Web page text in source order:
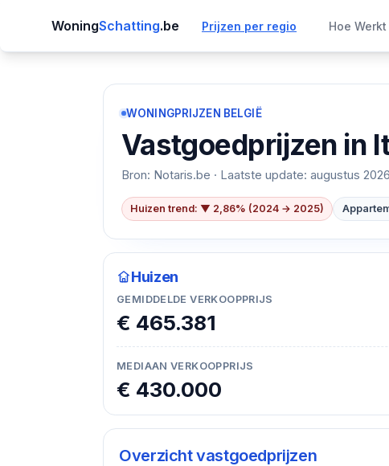
WoningSchatting.be Prijzen per regio Hoe
WONINGPRIJZEN BELGIË
Vastgoedprijzen in
Bron: Notaris.be · Laatste update: augustus 2026
Huizen trend: ▼ 2,86% (2024 → 2025)
Huizen
GEMIDDELDE VERKOOPPRIJS
€ 465.381
MEDIAAN VERKOOPPRIJS
€ 430.000
Overzicht vastgoedprijzen